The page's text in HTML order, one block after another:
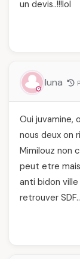
un devis..!!!lol
luna
Oui juvamine,
nous deux on
Mimilouz non
peut etre
anti bidon
retrouver